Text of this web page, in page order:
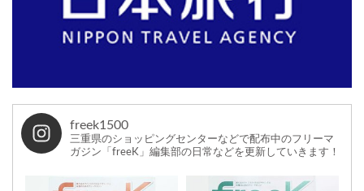
freek1500
三重県のショッピングセンターなどで配布中のフリーマ
ガジン「freeK」編集部の日常などを更新していきます！